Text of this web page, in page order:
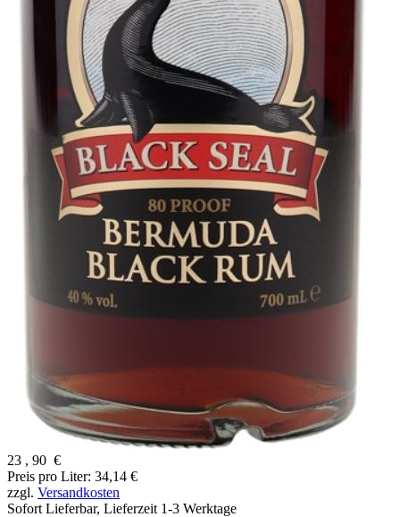
23 , 90 €
Preis pro Liter: 34,14 €
zzgl. Versandkosten
Sofort Lieferbar, Lieferzeit 1-3 Werktage